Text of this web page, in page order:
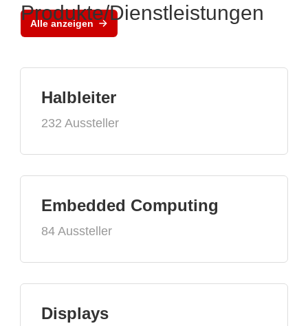
Alle anzeigen
Produkte/Dienstleistungen
Halbleiter
232 Aussteller
Embedded Computing
84 Aussteller
Displays